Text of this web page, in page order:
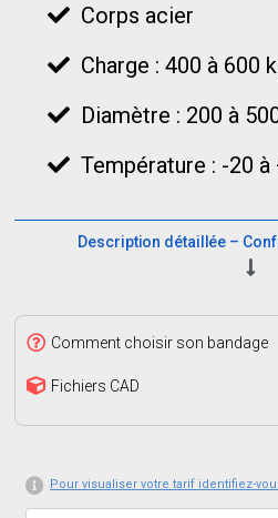
Corps acier
Charge : 400 à 600
Diamètre : 200 à
Température : -20 à
Description détaillée –
Comment choisir son bandage
Fichiers CAD
Pour visualiser votre tarif identifiez-